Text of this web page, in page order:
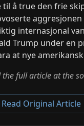
til å true den frie
internasjonal
Trump under en
at nye
the full article at the
Read Original Article